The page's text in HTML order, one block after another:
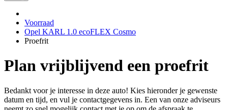
Voorraad
Opel KARL 1.0 ecoFLEX Cosmo
Proefrit
Plan vrijblijvend een proefrit
Bedankt voor je interesse in deze auto! Kies hieronder je gewenste
datum en tijd, en vul je contactgegevens in. Een van onze adviseurs